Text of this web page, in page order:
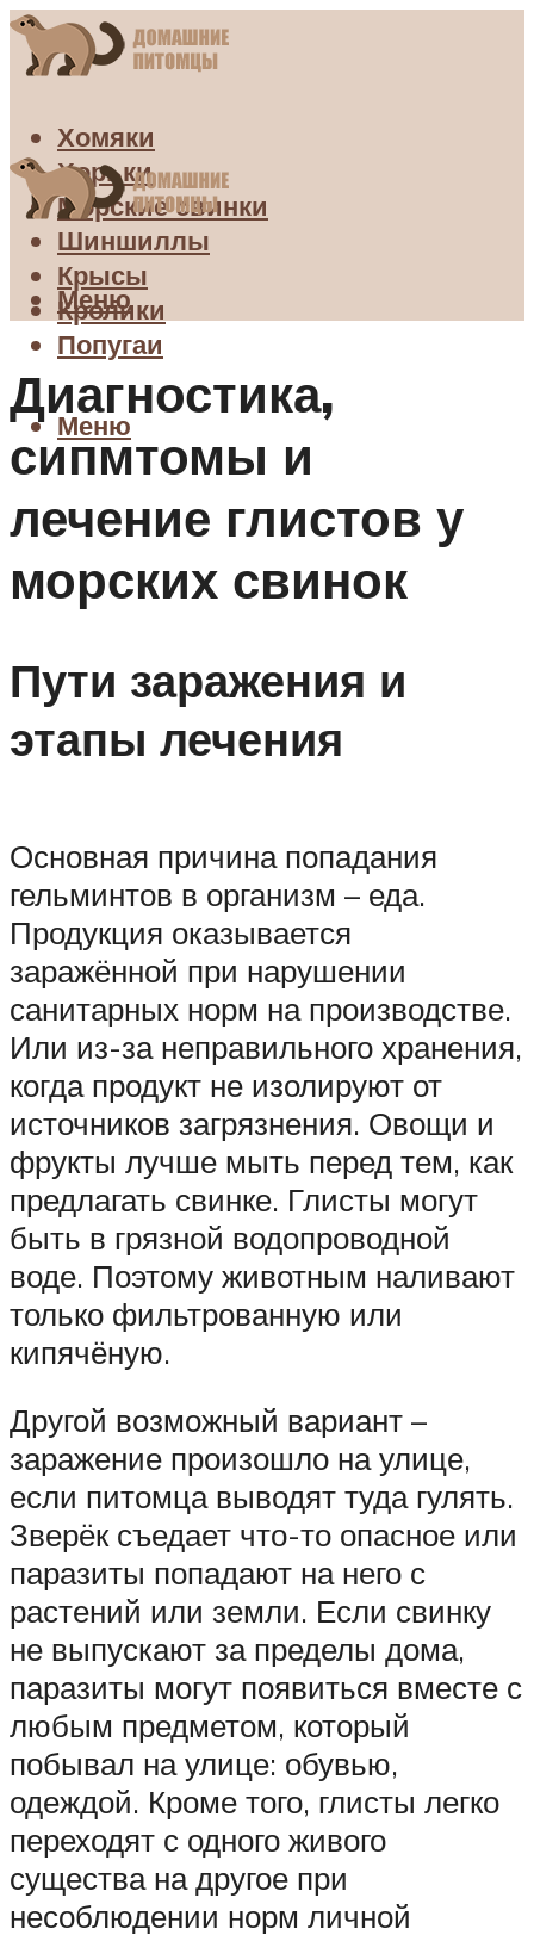
Хомяки
Хорьки
Морские свинки
Шиншиллы
Крысы
Кролики
Попугаи
Меню
Меню
Диагностика,
сипмтомы и
лечение глистов у
морских свинок
Пути заражения и
этапы лечения
Основная причина попадания
гельминтов в организм – еда.
Продукция оказывается
заражённой при нарушении
санитарных норм на производстве.
Или из-за неправильного хранения,
когда продукт не изолируют от
источников загрязнения. Овощи и
фрукты лучше мыть перед тем, как
предлагать свинке. Глисты могут
быть в грязной водопроводной
воде. Поэтому животным наливают
только фильтрованную или
кипячёную.
Другой возможный вариант –
заражение произошло на улице,
если питомца выводят туда гулять.
Зверёк съедает что-то опасное или
паразиты попадают на него с
растений или земли. Если свинку
не выпускают за пределы дома,
паразиты могут появиться вместе с
любым предметом, который
побывал на улице: обувью,
одеждой. Кроме того, глисты легко
переходят с одного живого
существа на другое при
несоблюдении норм личной